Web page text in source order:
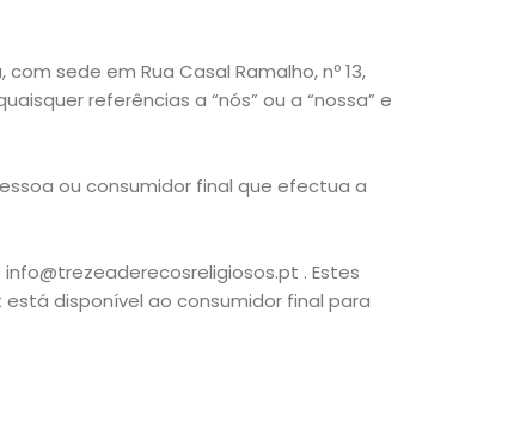
sede em Rua Casal Ramalho, nº 13,
referências a “nós” ou a “nossa” e
ou consumidor final que efectua a
. Estes
disponível ao consumidor final para